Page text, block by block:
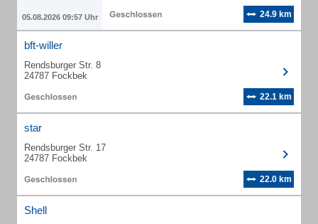
05.08.2026 09:57 Uhr 24.9 km
bft-willer
Rendsburger Str. 8
24787 Fockbek
22.1 km
star
Rendsburger Str. 17
24787 Fockbek
22.0 km
Shell